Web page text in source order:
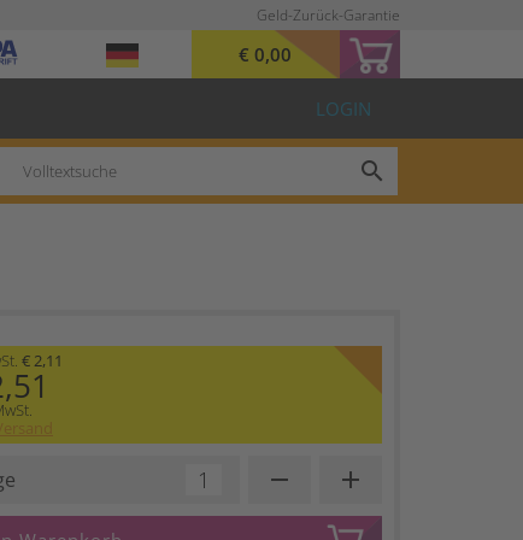
Geld-Zurück-Garantie
€ 0,00
LOGIN
search
€ 2,11
remove add